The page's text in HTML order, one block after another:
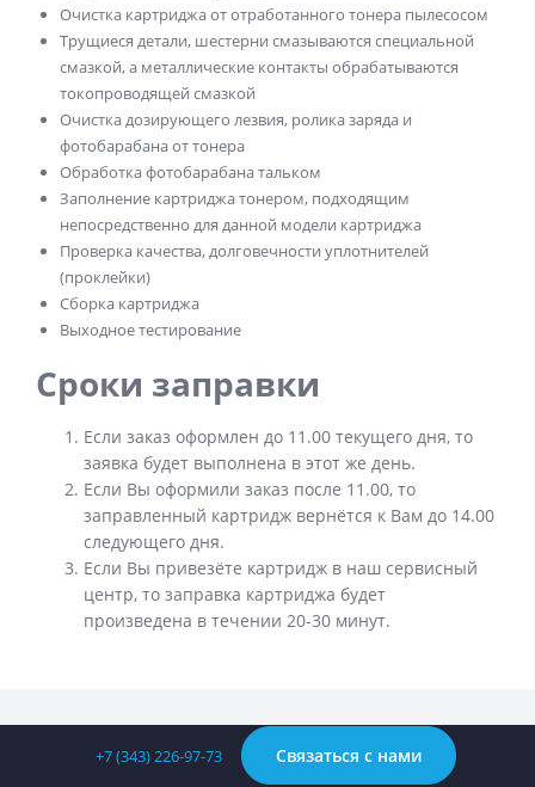
Очистка картриджа от отработанного тонера пылесосом
Трущиеся детали, шестерни смазываются специальной
смазкой, а металлические контакты обрабатываются
токопроводящей смазкой
Очистка дозирующего лезвия, ролика заряда и
фотобарабана от тонера
Обработка фотобарабана тальком
Заполнение картриджа тонером, подходящим
непосредственно для данной модели картриджа
Проверка качества, долговечности уплотнителей
(проклейки)
Сборка картриджа
Выходное тестирование
Сроки заправки
Если заказ оформлен до 11.00 текущего дня, то
заявка будет выполнена в этот же день.
Если Вы оформили заказ после 11.00, то
заправленный картридж вернётся к Вам до 14.00
следующего дня.
Если Вы привезёте картридж в наш сервисный
центр, то заправка картриджа будет
произведена в течении 20-30 минут.
+7 (343) 226-97-73 Связаться с нами